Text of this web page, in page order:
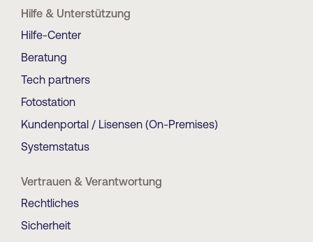
Hilfe & Unterstützung
Hilfe-Center
Beratung
Tech partners
Fotostation
Kundenportal / Lisensen (On-Premises)
Systemstatus
Vertrauen & Verantwortung
Rechtliches
Sicherheit